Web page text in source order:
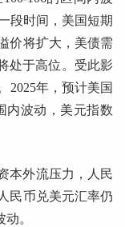
段时间，美国短期
价将扩大，美债需
处于高位。受此影
2025年，预计美国
内波动，美元指数
本外流压力，人民
民币兑美元汇率仍
。